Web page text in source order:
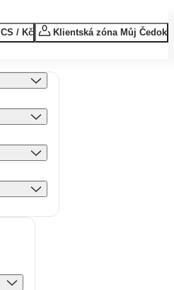
CS / Kč Klientská zóna Můj Čedok